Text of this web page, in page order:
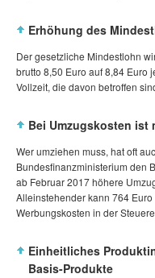
Erhöhung des
Der gesetzliche Mindestlohn
brutto 8,50 Euro auf 8,84 Euro
Vollzeit, die davon betroffen
Bei Umzugskosten ist
Wer umziehen muss, hat oft
Bundesfinanzministerium den
ab Februar 2017 höhere
Alleinstehender kann 764
Werbungskosten in der
Einheitliches
Basis-Produkte